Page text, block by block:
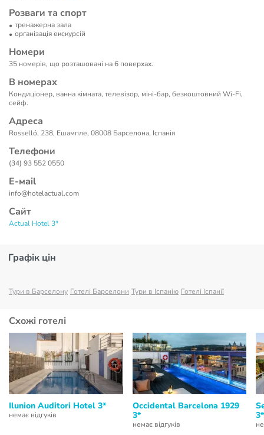
Розваги та спорт
тренажерна зала
організація екскурсій
Номери
35 номерів, що розташовані на 6 поверхах.
В номерах
Кондиціонер, ванна кімната, телевізор, міні-бар, безкоштовний Wi-Fi,
сейф.
Адреса
Rosselló, 238, Ешампле, 08008 Барселона, Іспанія
Телефони
(34) 93 552 0550
Е-маil
info@hotelactual.com
Сайт
Actual Hotel 3*
Графік цін
Тури в Барселону Готелі Барселони Тури в Іспанію Готелі Іспанії
Схожі готелі
Ilunion Auditori Hotel 3*
немає відгуків
Occidental Barcelona 1929
3*
немає відгуків
3*